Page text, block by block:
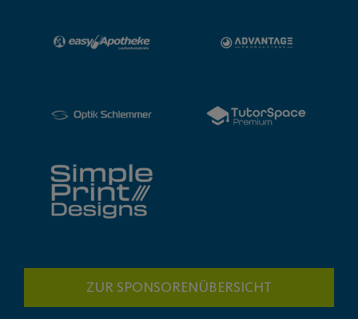
ZUR SPONSORENÜBERSICHT